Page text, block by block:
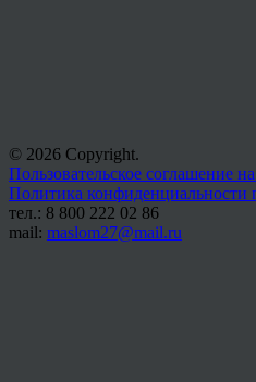
© 2026 Copyright.
Пользовательское соглашение
Политика конфиденциальности
тел.: 8 800 222 02 86
mail: maslom27@mail.ru